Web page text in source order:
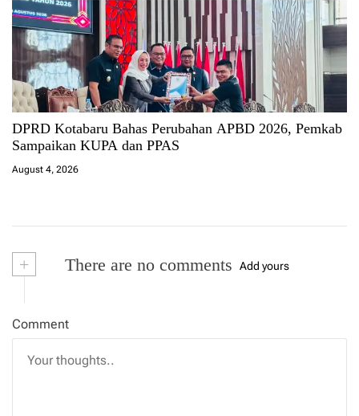
DPRD Kotabaru Bahas Perubahan APBD 2026, Pemkab
Sampaikan KUPA dan PPAS
August 4, 2026
+ There are no comments Add yours
Comment